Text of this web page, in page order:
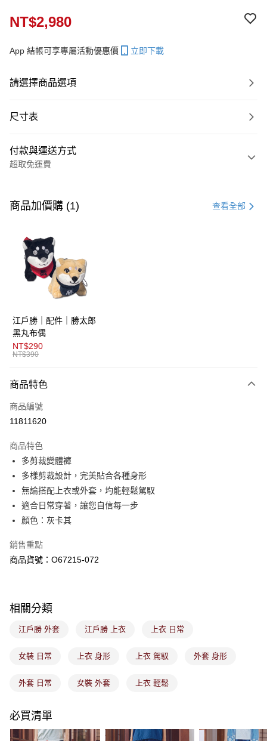
NT$2,980
App 結帳可享專屬活動優惠價 立即下載
請選擇商品選項
尺寸表
付款與運送方式
超取免運費
信用卡一次付款
LINE Pay
AFTEE先享後付
【關於「AFTEE先享後付」】
便利好安心！
１．簡單：不需註冊會員、不需綁卡、不需儲值。
２．便利：只要手機號碼，簡訊認證，即可結帳。
３．安心：先確認商品／服務後，再付款。
１．於結帳方式選擇「AFTEE先享後付」後，將跳轉至「AFTEE先享後付」
２．訂單成立數日內，您將收到繳費通知簡訊。
３．收到繳費通知簡訊後14天內，點擊此簡訊中的連結，可透過四大超商／
購買商品的店家。未經商家同意取消之訂單仍視為有效，需透過AFTEE先享
後付繳納相關費用。
※ 交易是否成功請以「AFTEE先享後付 」之結帳頁面顯示為準，若有關於
是否繳費成功／繳費後需取消欲退款等相關疑問，請聯繫「AFTEE先享後付
客戶支援中心」https://netprotections.freshdesk.com/support/home
１．透過由恩沛科技股份有限公司提供之「AFTEE先享後付」服務完成之交
權轉讓予恩沛科技股份有限公司。
２．關於個人資料處理事宜，請瀏覽以下網址：
４．使用「AFTEE先享後付」時，將依據個別帳號之用戶狀況，依本公司即
請求用戶進行身份認證。
恩沛科技股份有限公司將有權停止該用戶之使用額度並採取法律行動。
運送方式
全家取貨付款
免運費
免運費
付款後萊爾富取貨
免運費
7-11取貨付款
免運費
付款後7-11取貨
免運費
免運費
付款後門市取貨
商品加價購 (1) 查看全部
江戶勝｜配件｜勝太郎
黑丸布偶
NT$290
NT$390
商品特色
商品編號
11811620
商品特色
多剪裁變體褲
多樣剪裁設計，完美貼合各種身形
無論搭配上衣或外套，均能輕鬆駕馭
適合日常穿著，讓您自信每一步
顏色：灰卡其
銷售重點
商品貨號：O67215-072
相關分類
江戶勝 外套 江戶勝 上衣 上衣 日常
女裝 日常 上衣 身形 上衣 駕馭 外套 身形
外套 日常 女裝 外套 上衣 輕鬆
必買清單